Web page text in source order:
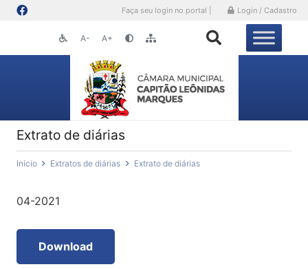
Faça seu login no portal | Login / Cadastro
A- A+
Extrato de diárias
Início Extratos de diárias Extrato de diárias
04-2021
Download